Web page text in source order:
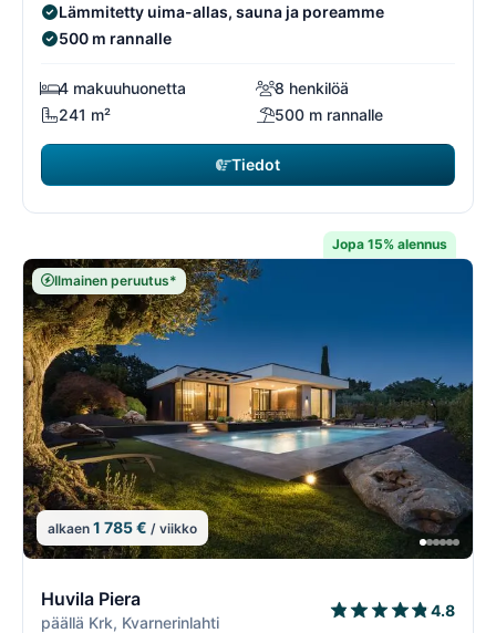
Lämmitetty uima-allas, sauna ja poreamme
500 m rannalle
4 makuuhuonetta
8 henkilöä
241 m²
500 m rannalle
Tiedot
Jopa 15% alennus
Ilmainen peruutus*
alkaen 1 785 € / viikko
Huvila Piera
päällä Krk, Kvarnerinlahti
4.8